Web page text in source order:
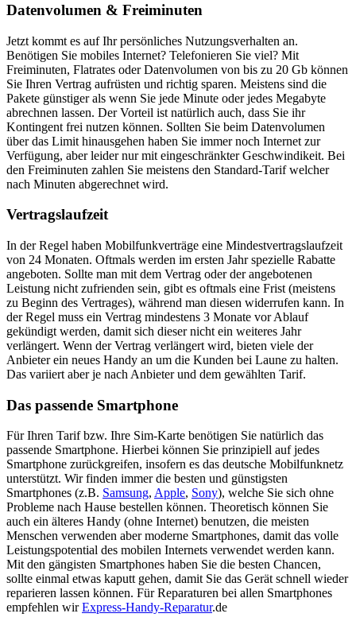
Datenvolumen & Freiminuten
Jetzt kommt es auf Ihr persönliches Nutzungsverhalten an.
Benötigen Sie mobiles Internet? Telefonieren Sie viel? Mit
Freiminuten, Flatrates oder Datenvolumen von bis zu 20 Gb können
Sie Ihren Vertrag aufrüsten und richtig sparen. Meistens sind die
Pakete günstiger als wenn Sie jede Minute oder jedes Megabyte
abrechnen lassen. Der Vorteil ist natürlich auch, dass Sie ihr
Kontingent frei nutzen können. Sollten Sie beim Datenvolumen
über das Limit hinausgehen haben Sie immer noch Internet zur
Verfügung, aber leider nur mit eingeschränkter Geschwindikeit. Bei
den Freiminuten zahlen Sie meistens den Standard-Tarif welcher
nach Minuten abgerechnet wird.
Vertragslaufzeit
In der Regel haben Mobilfunkverträge eine Mindestvertragslaufzeit
von 24 Monaten. Oftmals werden im ersten Jahr spezielle Rabatte
angeboten. Sollte man mit dem Vertrag oder der angebotenen
Leistung nicht zufrienden sein, gibt es oftmals eine Frist (meistens
zu Beginn des Vertrages), während man diesen widerrufen kann. In
der Regel muss ein Vertrag mindestens 3 Monate vor Ablauf
gekündigt werden, damit sich dieser nicht ein weiteres Jahr
verlängert. Wenn der Vertrag verlängert wird, bieten viele der
Anbieter ein neues Handy an um die Kunden bei Laune zu halten.
Das variiert aber je nach Anbieter und dem gewählten Tarif.
Das passende Smartphone
Für Ihren Tarif bzw. Ihre Sim-Karte benötigen Sie natürlich das
passende Smartphone. Hierbei können Sie prinzipiell auf jedes
Smartphone zurückgreifen, insofern es das deutsche Mobilfunknetz
unterstützt. Wir finden immer die besten und günstigsten
Smartphones (z.B. Samsung, Apple, Sony), welche Sie sich ohne
Probleme nach Hause bestellen können. Theoretisch können Sie
auch ein älteres Handy (ohne Internet) benutzen, die meisten
Menschen verwenden aber moderne Smartphones, damit das volle
Leistungspotential des mobilen Internets verwendet werden kann.
Mit den gängisten Smartphones haben Sie die besten Chancen,
sollte einmal etwas kaputt gehen, damit Sie das Gerät schnell wieder
reparieren lassen können. Für Reparaturen bei allen Smartphones
empfehlen wirExpress-Handy-Reparatur.de